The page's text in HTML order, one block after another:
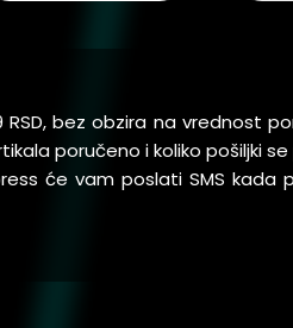
bez obzira na vrednost
poručeno i koliko pošiljki
će vam poslati SMS